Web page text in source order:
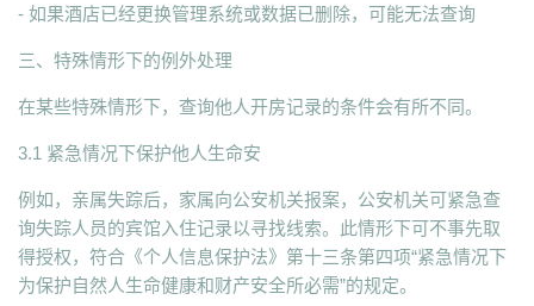
- 如果酒店已经更换管理系统或数据已删除，可能无法查询
三、特殊情形下的例外处理
在某些特殊情形下，查询他人开房记录的条件会有所不同。
3.1 紧急情况下保护他人生命安
例如，亲属失踪后，家属向公安机关报案，公安机关可紧急查
询失踪人员的宾馆入住记录以寻找线索。此情形下可不事先取
得授权，符合《个人信息保护法》第十三条第四项“紧急情况下
为保护自然人生命健康和财产安全所必需”的规定。